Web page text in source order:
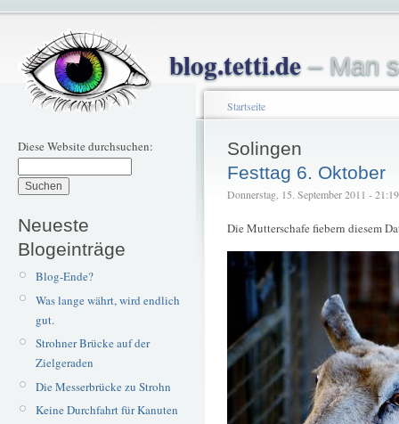
blog.tetti.de– Man
Diese Website durchsuchen:
Neueste
Blogeinträge
Blog-Ende?
Was lange währt, wird endlich
gut.
Strohner Brücke auf der
Zielgeraden
Die Messerbrücke zu Strohn
Keine Durchfahrt für Kanuten
Startseite
Solingen
Festtag 6. Oktober
Donnerstag, 15. September 2011 -
Die Mutterschafe fiebern diesem